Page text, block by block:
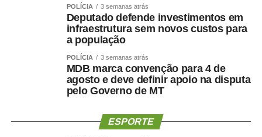
integrado das equipes e ao fortalecimento da gestão
“O protagonismo do HMC é resultado do empenho diário
uma gestão comprometida com a eficiência e a
humanização da assistência. Além de sermos referência
em urgência, emergência, politrauma e tratamento de
e procedimentos especializados, garantindo mais acesso
POLÍCIA 3 semanas atrás
Deputado defende investimentos em
infraestrutura sem novos custos para
a população
POLÍCIA 3 semanas atrás
MDB marca convenção para 4 de
agosto e deve definir apoio na disputa
pelo Governo de MT
ESPORTE